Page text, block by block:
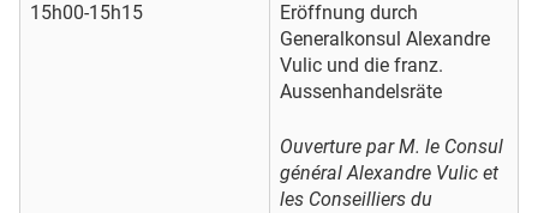
15h00-15h15
Eröffnung durch
Generalkonsul Alexandre
Vulic und die franz.
Aussenhandelsräte
Ouverture par M. le Consul
général Alexandre Vulic et
les Conseilliers du